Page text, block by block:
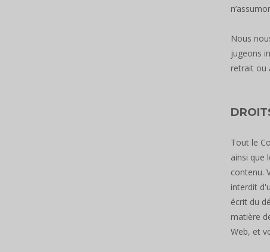
Nous
jugeons
retrait ou
Tout le
ainsi que
contenu.
interdit
écrit du
matière
Web, et